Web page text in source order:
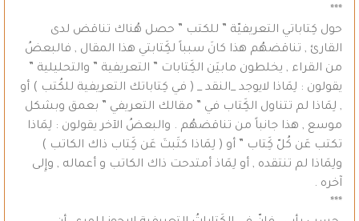
***
حول كِتاباتي التعريفيّة ” للكتب ” حصل هُناك تناقض لدى
القارئ , تناقضهُم هذا كانَ سبباً لكَِتابتي هذا المقال , فالبعضُ
من القراء , يخلطون مابيَن الكَِتابات ” التعريفية ” والتحليلية ”
يقولون : لِمَاذا لايوجد _النقد _ ( في كِتاباتك التعريفية للكُتب ) أو
, لِمَاذا لم تتناول الكَِتاب في ” مقالك التعريفي ” بعمق وبشكل
موسع , هذا جانباً من تناقضهُم . والبعضُ الآخر يقولون : لِمَاذا
تكتب عَن كُلّ كَِتاب ” أو ( لِمَاذا كتَبتَ عَن كَِتاب ذاك الكاتب )
ولِمَاذا لم تنتقده , أو لِمَاذ أمتدحت ذاك الكاتب و أعماله , وإِلى
آخره .
***